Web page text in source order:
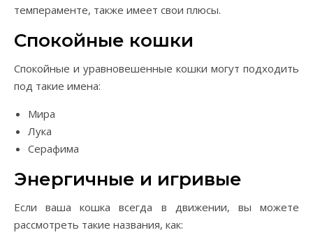
темпераменте, также имеет свои плюсы.
Спокойные кошки
Спокойные и уравновешенные кошки могут подходить
под такие имена:
Мира
Лука
Серафима
Энергичные и игривые
Если ваша кошка всегда в движении, вы можете
рассмотреть такие названия, как: